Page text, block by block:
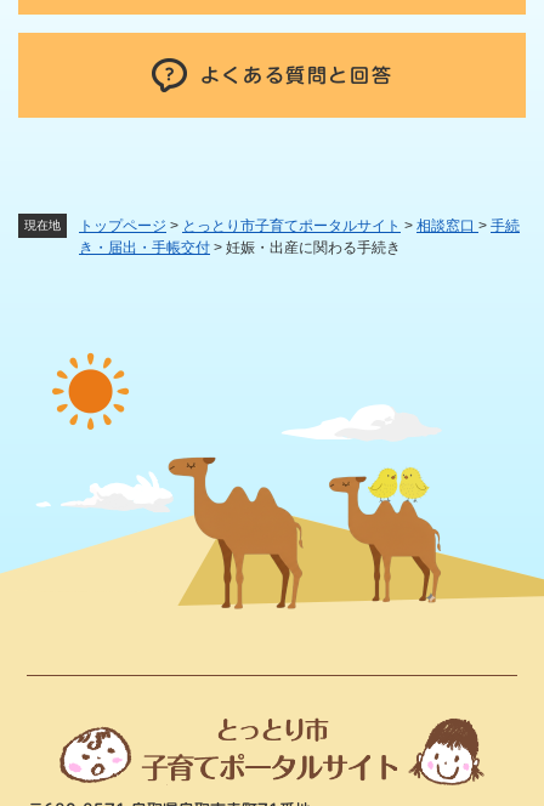
現在地 トップページ > とっとり市子育てポータルサイト > 相談窓口 > 手続
き・届出・手帳交付 > 妊娠・出産に関わる手続き
よくある質問と回答